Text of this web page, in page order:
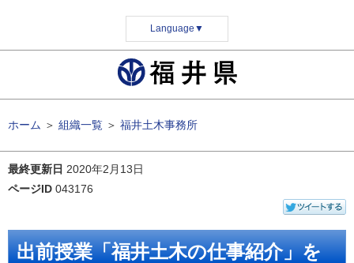
Language ▼
ホーム ＞ 組織一覧 ＞ 福井土木事務所
最終更新日 2020年2月13日
ページID 043176
出前授業「福井土木の仕事紹介」を